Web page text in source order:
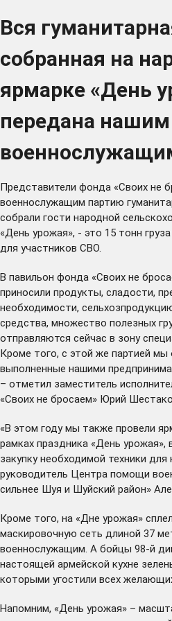
Вся
собранная на
ярмарке «День
передана нашим
Представители фонда «Своих не
военнослужащим партию
собрали гости народной
«День урожая», - это 15 тонн
для участников СВО.
В павильон фонда «Своих не
приносили продукты, сладости,
необходимости,
средства, множество полезных
отправляются сейчас в зону
Кроме того, с этой же партией мы
выполненные нашими
– отметил заместитель
«Своих не бросаем» Юрий
«В этом году мы также провели
рамках праздника «День урожая»,
закупку необходимой техники
руководитель Центра помощи
сильнее Шуя и Шуйский район»
Кроме того, на «Дне урожая»
маскировочную сеть длиной 37
военнослужащим. А бойцы 98-й
настоящей армейской кухне
которыми угостили всех
Напомним, «День урожая» –